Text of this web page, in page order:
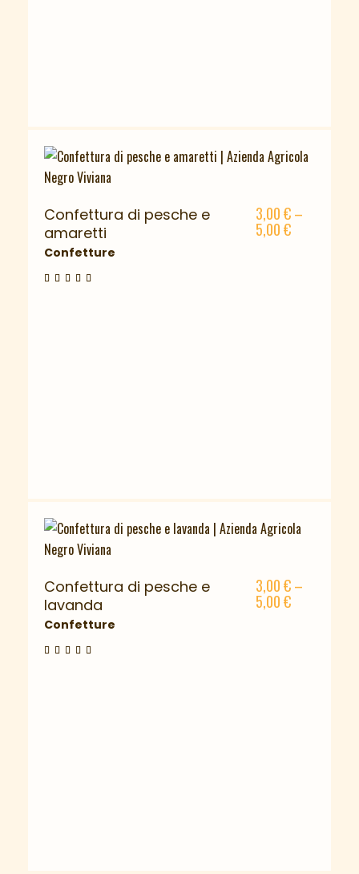
Confettura di pesche e
amaretti
Confetture
3,00€–
5,00€
Confettura di pesche e
lavanda
Confetture
3,00€–
5,00€